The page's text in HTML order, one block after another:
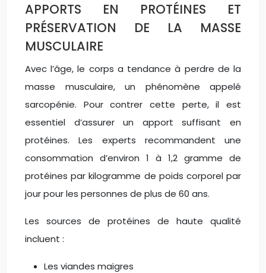
APPORTS EN PROTÉINES ET
PRÉSERVATION DE LA MASSE
MUSCULAIRE
Avec l’âge, le corps a tendance à perdre de la
masse musculaire, un phénomène appelé
sarcopénie. Pour contrer cette perte, il est
essentiel d’assurer un apport suffisant en
protéines. Les experts recommandent une
consommation d’environ 1 à 1,2 gramme de
protéines par kilogramme de poids corporel par
jour pour les personnes de plus de 60 ans.
Les sources de protéines de haute qualité
incluent :
Les viandes maigres